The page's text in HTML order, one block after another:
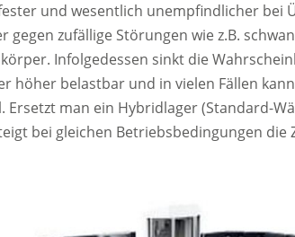
und wesentlich unempfindlicher bei
gegen zufällige Störungen wie z.B.
Infolgedessen sinkt die
höher belastbar und in vielen Fällen
Ersetzt man ein Hybridlager (Standard-
bei gleichen Betriebsbedingungen die